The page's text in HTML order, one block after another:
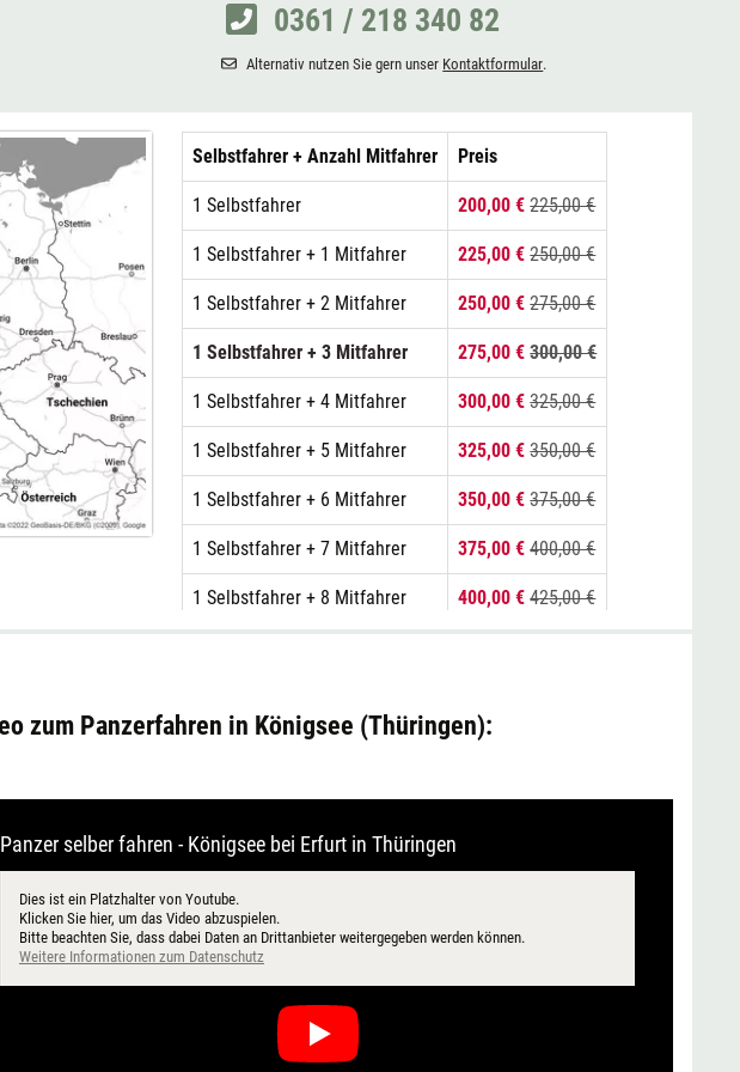
0361 / 218 340 82
Alternativ nutzen Sie gern unser Kontaktformular.
Selbstfahrer + Anzahl Mitfahrer Preis
1 Selbstfahrer 200,00 €225,00 €
1 Selbstfahrer + 1 Mitfahrer 225,00 €250,00 €
1 Selbstfahrer + 2 Mitfahrer 250,00 €275,00 €
1 Selbstfahrer + 3 Mitfahrer 275,00 €300,00 €
1 Selbstfahrer + 4 Mitfahrer 300,00 €325,00 €
1 Selbstfahrer + 5 Mitfahrer 325,00 €350,00 €
1 Selbstfahrer + 6 Mitfahrer 350,00 €375,00 €
1 Selbstfahrer + 7 Mitfahrer 375,00 €400,00 €
1 Selbstfahrer + 8 Mitfahrer 400,00 €425,00 €
zum Panzerfahren in Königsee (Thüringen):
Panzer selber fahren - Königsee bei Erfurt in Thüringen
Dies ist ein Platzhalter von Youtube.
Klicken Sie hier, um das Video abzuspielen.
Bitte beachten Sie, dass dabei Daten an Drittanbieter weitergegeben werden können.
Weitere Informationen zum Datenschutz